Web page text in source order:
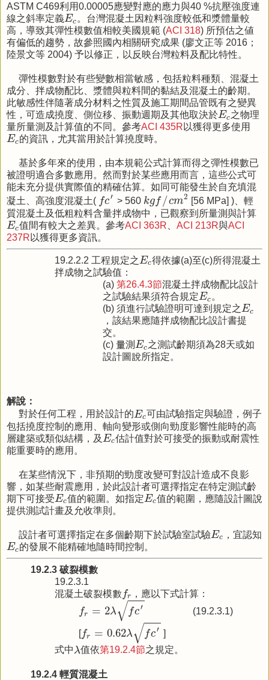
ASTM C469利用0.00005應變對應的應力與40 %抗壓強度連
線之斜率定義Ec
Ec。台灣混凝土因粒料強度較低和漿體量較
高，導致其彈性模數值相較美國規範 (ACI 318) 所預估之値
有偏低的趨勢，故參照國內相關研究成果 (廖文正等 2016；
陸景文等 2004) 予以修正，以反映台灣粒料及配比特性。
彈性模數對於有些變數相當敏感，包括粒料種類、混凝土
成分、拌成物配比、漿體與粒料間的黏結及混凝土的齡期。
此敏感性伴隨著成分材料之性質及施工期間品管既有之變異
性，可造成撓度、側位移、振動週期及其他取決於Ec
Ec之物理
量所量測及計算值的不同。參考ACI 435R 以獲得更多使用
Ec
Ec的資訊，尤其當用於計算撓度時。
基於多年來的使用，由本規範公式計算而得之彈性模數已
被證明適合多數應用。然而對於某些應用而言，這些公式可
能未充分提供實際值的精確估算。如同可能發生於自充填混
凝土、高強度混凝土( fc′
fc′ > 560 kgf /cm2
k gf/cm2
[56 MPa] )、輕
質混凝土及低粗粒料含量拌成物中，已觀察到所量測與計算
Ec
Ec值間有較大之差異。參考ACI 363R ACI 213R與ACI
237R 以獲得更多資訊。
19.2.2.2 工程規定之Ec
Ec得依據(a)至(c)所得混凝土
拌成物之試驗值：
(a) 第26.4.3節混凝土拌成物配比設計
之試驗結果須符合規定Ec
Ec。
(b) 須進行試驗證明可達到規定之Ec
Ec
，該結果應隨拌成物配比設計書提
交。
(c) 量測Ec
Ec 之測試齡期須為28天或如
設計圖說所指定。
解說：
對於任何工程，用於設計的Ec
Ec可由試驗指定與驗證，例子
包括撓度控制的應用、軸向變形或側向勁度影響性能時的高
層建築或類似結構，及 Ec
Ec估計值對於可接受的振動或耐震性
能重要時的應用。
在某些情況下，非預期的勁度改變可對設計造成不良影
響，如某些耐震應用，於此設計者可選擇指定在特定測試齡
期下可接受Ec
Ec值的範圍。如指定Ec
Ec值的範圍，應隨設計圖說
提供測試計畫及允收準則。
設計者可選擇指定在多個齡期下於試驗室試驗Ec
Ec ，宜認知
Ec
Ec的發展不能精確地隨時間控制。
19.2.3 破裂模數
19.2.3.1
混凝土破裂模數fr
r ，應以下式計算：
fr = 2λ√fc′
fr=2λfc′
(19.2.3.1)
[fr = 0.62λ√fc′
λ
]
式中λ
λ 值依第19.2.4節之規定。
19.2.4 輕質混凝土